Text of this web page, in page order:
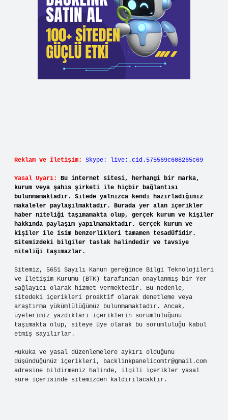
Reklam ve İletişim: Skype: live:.cid.575569c608265c69
Yasal Uyarı:
Bu internet sitesi, herhangi bir marka,
kurum veya şahıs şirketi ile hiçbir bağlantısı
bulunmamaktadır. Sitede yalnızca kendi hazırladığımız
makaleler paylaşılmaktadır. Burada yer alan içerikler
haber niteliği taşımamakta olup, gerçek kurum ve kişiler
hakkında paylaşım yapılmamaktadır. Gerçek kurum ve
kişiler ile isim benzerlikleri tamamen tesadüfidir.
Sitemizdeki bilgiler taslak halindedir ve tavsiye
niteliği taşımazlar.
Sitemiz, 5651 Sayılı Kanun gereğince Bilgi Teknolojileri
ve İletişim Kurumu (BTK) tarafından onaylanmış bir Yer
Sağlayıcı olarak hizmet vermektedir. Bu nedenle,
sitedeki içerikleri proaktif olarak denetleme veya
araştırma yükümlülüğümüz bulunmamaktadır. Ancak,
üyelerimiz yazdıkları içeriklerin sorumluluğunu
taşımakta olup, siteye üye olarak bu sorumluluğu kabul
etmiş sayılırlar.
Hukuka ve yasal düzenlemelere aykırı olduğunu
düşündüğünüz içerikleri, backlinkpanelicomtr@gmail.com
adresine bildirmeniz halinde, ilgili içerikler yasal
süre içerisinde sitemizden kaldırılacaktır.